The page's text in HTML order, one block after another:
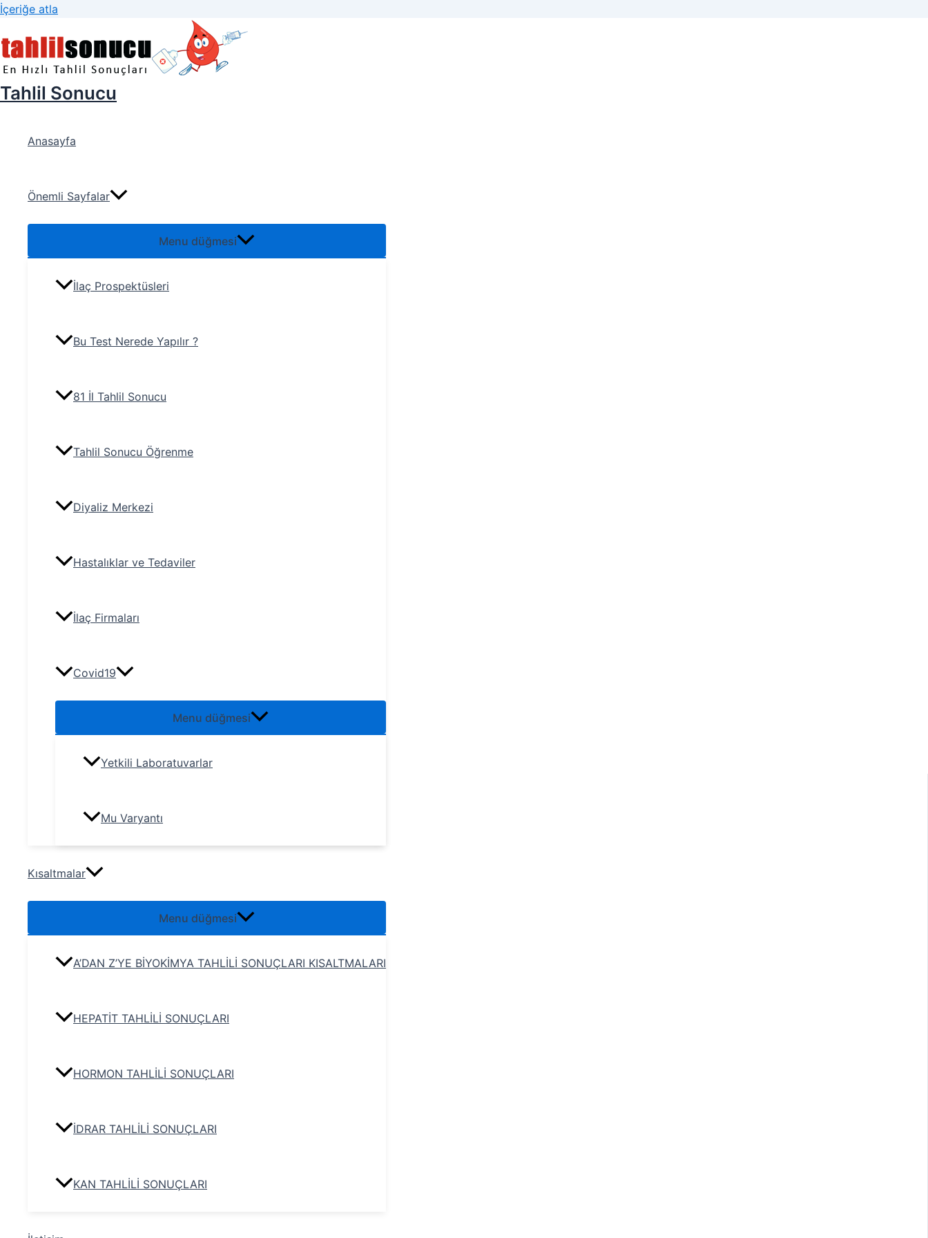
İçeriğe atla
Tahlil Sonucu
Anasayfa
Önemli Sayfalar
Menu düğmesi
İlaç Prospektüsleri
Bu Test Nerede Yapılır ?
81 İl Tahlil Sonucu
Tahlil Sonucu Öğrenme
Diyaliz Merkezi
Hastalıklar ve Tedaviler
İlaç Firmaları
Covid19
Menu düğmesi
Yetkili Laboratuvarlar
Mu Varyantı
Kısaltmalar
Menu düğmesi
A’DAN Z’YE BİYOKİMYA TAHLİLİ SONUÇLARI KISALTMALARI
HEPATİT TAHLİLİ SONUÇLARI
HORMON TAHLİLİ SONUÇLARI
İDRAR TAHLİLİ SONUÇLARI
KAN TAHLİLİ SONUÇLARI